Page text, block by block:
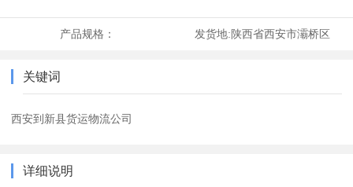
产品规格： 发货地:陕西省西安市灞桥区
关键词
西安到新县货运物流公司
详细说明